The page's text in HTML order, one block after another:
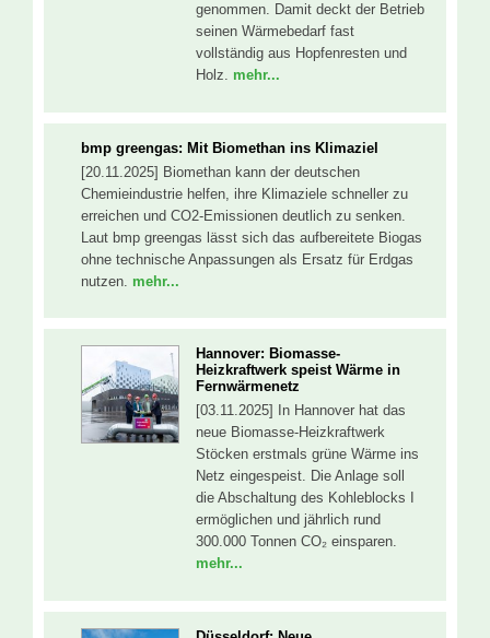
genommen. Damit deckt der Betrieb
seinen Wärmebedarf fast
vollständig aus Hopfenresten und
Holz. mehr...
bmp greengas: Mit Biomethan ins Klimaziel
[20.11.2025] Biomethan kann der deutschen
Chemieindustrie helfen, ihre Klimaziele schneller zu
erreichen und CO2-Emissionen deutlich zu senken.
Laut bmp greengas lässt sich das aufbereitete Biogas
ohne technische Anpassungen als Ersatz für Erdgas
nutzen. mehr...
Hannover: Biomasse-
Heizkraftwerk speist Wärme in
Fernwärmenetz
[03.11.2025] In Hannover hat das
neue Biomasse-Heizkraftwerk
Stöcken erstmals grüne Wärme ins
Netz eingespeist. Die Anlage soll
die Abschaltung des Kohleblocks I
ermöglichen und jährlich rund
300.000 Tonnen CO₂ einsparen.
mehr...